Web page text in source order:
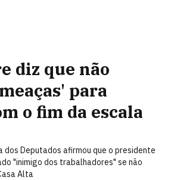
diz que não
para
o fim da escala
dos Deputados afirmou que o presidente
"inimigo dos trabalhadores" se não
Alta